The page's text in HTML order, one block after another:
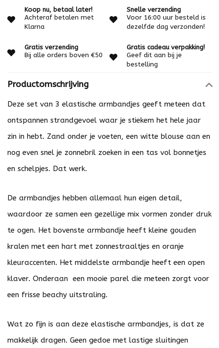
Koop nu, betaal later!
Achteraf betalen met
Klarna
Snelle verzending
Voor 16:00 uur besteld is
dezelfde dag verzonden!
Gratis verzending
Bij alle orders boven €50
Gratis cadeau verpakking!
Geef dit aan bij je
bestelling
Productomschrijving
Deze set van 3 elastische armbandjes geeft meteen dat
ontspannen strandgevoel waar je stiekem het hele jaar
zin in hebt. Zand onder je voeten, een witte blouse aan en
nog even snel je zonnebril zoeken in een tas vol bonnetjes
en schelpjes. Dat werk.
De armbandjes hebben allemaal hun eigen detail,
waardoor ze samen een gezellige mix vormen zonder druk
te ogen. Het bovenste armbandje heeft kleine gouden
kralen met een hart met zonnestraaltjes en oranje
kleuraccenten. Het middelste armbandje heeft een open
klaver. Onderaan een mooie parel die meteen zorgt voor
een frisse beachy uitstraling.
Wat zo fijn is aan deze elastische armbandjes, is dat ze
makkelijk dragen. Geen gedoe met lastige sluitingen